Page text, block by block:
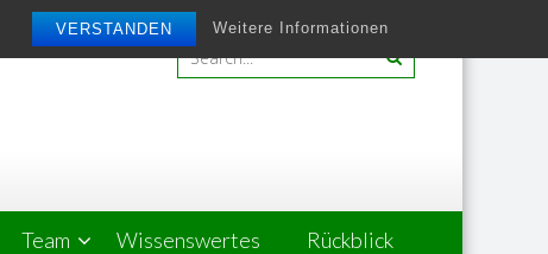
VERSTANDEN Weitere Informationen
Team Wissenswertes Rückblick